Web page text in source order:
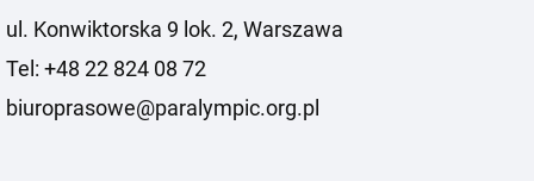
ul. Konwiktorska 9 lok. 2, Warszawa
Tel: +48 22 824 08 72
biuroprasowe@paralympic.org.pl